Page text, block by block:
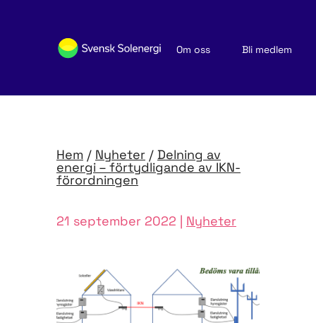
Om oss
Bli medlem
Nyheter och publikationer
Hem / Nyheter / Delning av
energi – förtydligande av IKN-
förordningen
21 september 2022 | Nyheter